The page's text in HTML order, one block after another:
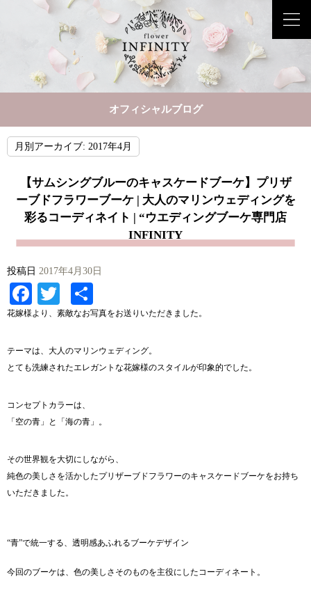
オフィシャルブログ
月別アーカイブ: 2017年4月
【サムシングブルーのキャスケードブーケ】プリザ
ーブドフラワーブーケ | 大人のマリンウェディングを
彩るコーディネイト | “ウエディングブーケ専門店
INFINITY
投稿日 2017年4月30日
Facebook
Twitter
有
花嫁様より、素敵なお写真をお送りいただきました。
テーマは、大人のマリンウェディング。
とても洗練されたエレガントな花嫁様のスタイルが印象的でした。
コンセプトカラーは、
「空の青」と「海の青」。
その世界観を大切にしながら、
純色の美しさを活かしたプリザーブドフラワーのキャスケードブーケをお持ち
いただきました。
“青”で統一する、透明感あふれるブーケデザイン
今回のブーケは、色の美しさそのものを主役にしたコーディネート。